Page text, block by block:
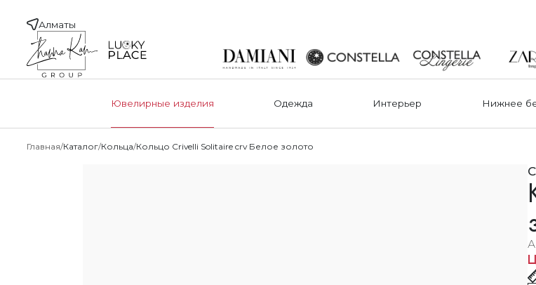
Алматы
Ювелирные изделия Одежда Интерьер Нижнее
Главная Каталог Кольца Кольцо Crivelli Solitaire crv Белое золото